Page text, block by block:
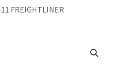
FREIGHTLINER